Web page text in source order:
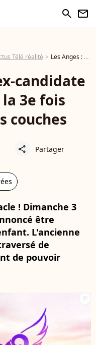
search newsletter
Télé réalité Les Anges : Une ex-candidate enceinte pour la 3e fois après 9 fausses couches
candidate
3e fois
couches
share Partager
! Dimanche 3
être
L'ancienne
de
de pouvoir